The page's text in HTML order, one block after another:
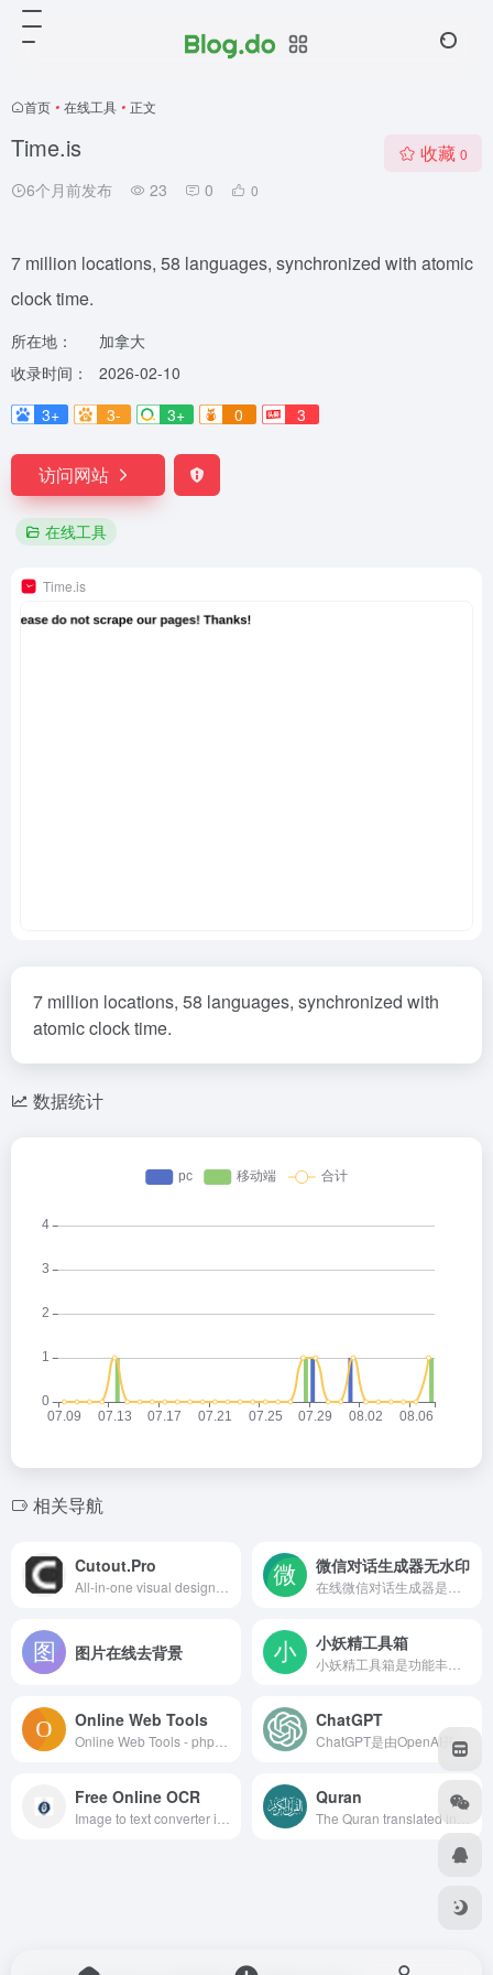
首页 • 在线工具 • 正文
Time.is
6个月前发布 23 0 0
收藏 0
7 million locations, 58 languages, synchronized with atomic
clock time.
所在地：
加拿大
收录时间：
2026-02-10
3+
3- 3+ 0 3
访问网站
在线工具
Time.is
7 million locations, 58 languages, synchronized with
atomic clock time.
数据统计
相关导航
Cutout.Pro 微信对话生成器无水印
图片在线去背景 小妖精工具箱
Online Web Tools ChatGPT
ChatGPT是由OpenAI开发的一个人工智能聊天机器人程序，于2022年11月推出。该程序使用基于GPT-3.5架构的大型语言模型并通过强化学习进行训练。
Free Online OCR Quran